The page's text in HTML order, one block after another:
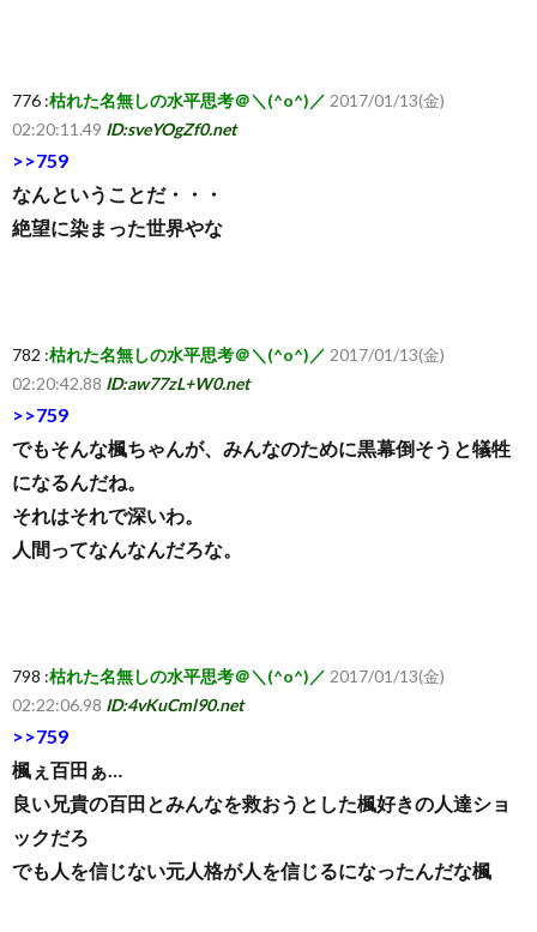
776 :枯れた名無しの水平思考＠＼(^o^)／ 2017/01/13(金)
02:20:11.49 ID:sveYOgZf0.net
>>759
なんということだ・・・
絶望に染まった世界やな
782 :枯れた名無しの水平思考＠＼(^o^)／ 2017/01/13(金)
02:20:42.88 ID:aw77zL+W0.net
>>759
でもそんな楓ちゃんが、みんなのために黒幕倒そうと犠牲
になるんだね。
それはそれで深いわ。
人間ってなんなんだろな。
798 :枯れた名無しの水平思考＠＼(^o^)／ 2017/01/13(金)
02:22:06.98 ID:4vKuCml90.net
>>759
楓ぇ百田ぁ…
良い兄貴の百田とみんなを救おうとした楓好きの人達ショ
ックだろ
でも人を信じない元人格が人を信じるになったんだな楓